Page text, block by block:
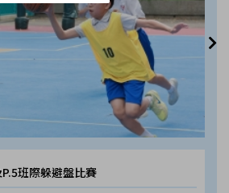
科作品刊登於《喜樂少年》
樂畫廊」內。
一學位分配自行分配學位取錄名單
於《喜樂少年》(23.10.2023)的「喜
P.5班際躲避盤比賽